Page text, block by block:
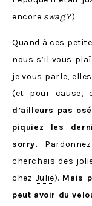
encore swag?).
Quand à ces
nous s’il vous
je vous parle,
(et pour cause,
d’ailleurs pas
piquiez les
sorry.
cherchais des
chez Julie). Mais
peut avoir du